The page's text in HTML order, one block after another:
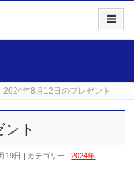
2024年8月12日のプレゼント
ト
19日 カテゴリー :2024年